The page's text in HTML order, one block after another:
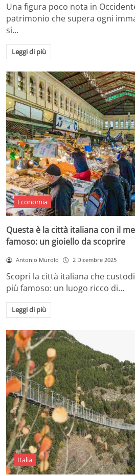
Una figura poco nota in
patrimonio che supera ogni
si…
Leggi di più
Economia
Questa è la città italiana con il
famoso: un gioiello da scoprire
Antonio Murolo 2 Dicembre 2025
Scopri la città italiana che
più famoso: un luogo ricco di…
Leggi di più
Italia